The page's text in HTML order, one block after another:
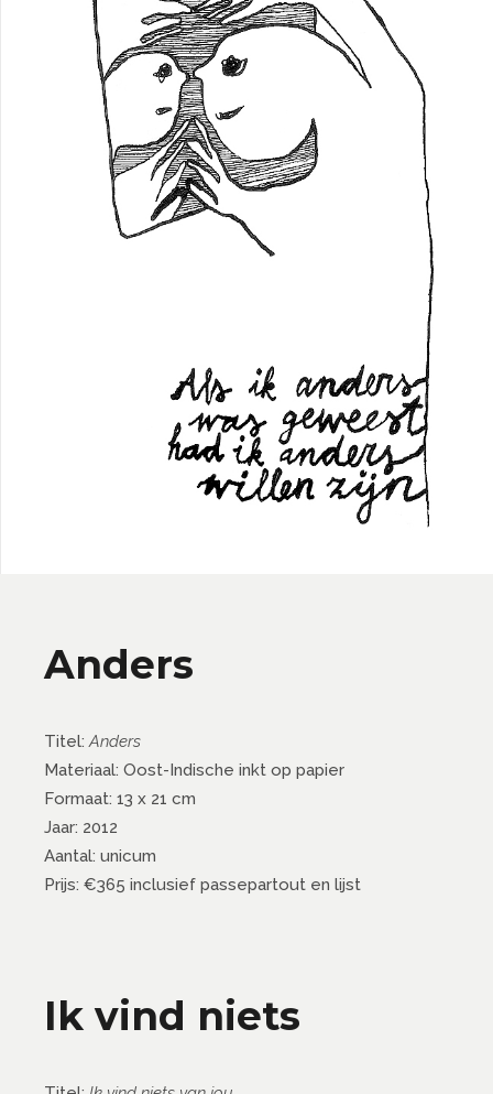
Anders
Titel:Anders
Materiaal: Oost-Indische inkt op papier
Formaat: 13 x 21 cm
Jaar: 2012
Aantal: unicum
Prijs: €365 inclusief passepartout en lijst
Ik vind niets